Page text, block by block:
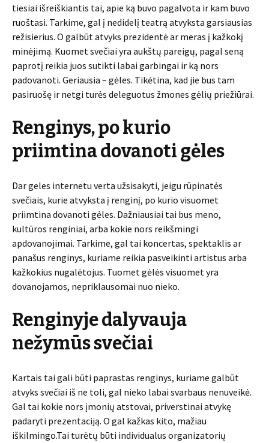
tiesiai išreiškiantis tai, apie ką buvo pagalvota ir kam buvo
ruoštasi. Tarkime, gal į nedidelį teatrą atvyksta garsiausias
režisierius. O galbūt atvyks prezidentė ar meras į kažkokį
minėjimą. Kuomet svečiai yra aukštų pareigų, pagal seną
paprotį reikia juos sutikti labai garbingai ir ką nors
padovanoti. Geriausia – gėles. Tikėtina, kad jie bus tam
pasiruošę ir netgi turės deleguotus žmones gėlių priežiūrai.
Renginys, po kurio
priimtina dovanoti gėles
Dar geles internetu verta užsisakyti, jeigu rūpinatės
svečiais, kurie atvyksta į renginį, po kurio visuomet
priimtina dovanoti gėles. Dažniausiai tai bus meno,
kultūros renginiai, arba kokie nors reikšmingi
apdovanojimai. Tarkime, gal tai koncertas, spektaklis ar
panašus renginys, kuriame reikia pasveikinti artistus arba
kažkokius nugalėtojus. Tuomet gėlės visuomet yra
dovanojamos, nepriklausomai nuo nieko.
Renginyje dalyvauja
nežymūs svečiai
Kartais tai gali būti paprastas renginys, kuriame galbūt
atvyks svečiai iš ne toli, gal nieko labai svarbaus nenuveikė.
Gal tai kokie nors įmonių atstovai, priverstinai atvykę
padaryti prezentaciją. O gal kažkas kito, mažiau
iškilmingo.Tai turėtų būti individualus organizatorių